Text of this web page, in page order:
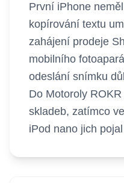
První iPhone
kopírování textu
zahájení prodeje
mobilního
odeslání snímku
Do Motoroly
skladeb, zatímco
iPod nano jich